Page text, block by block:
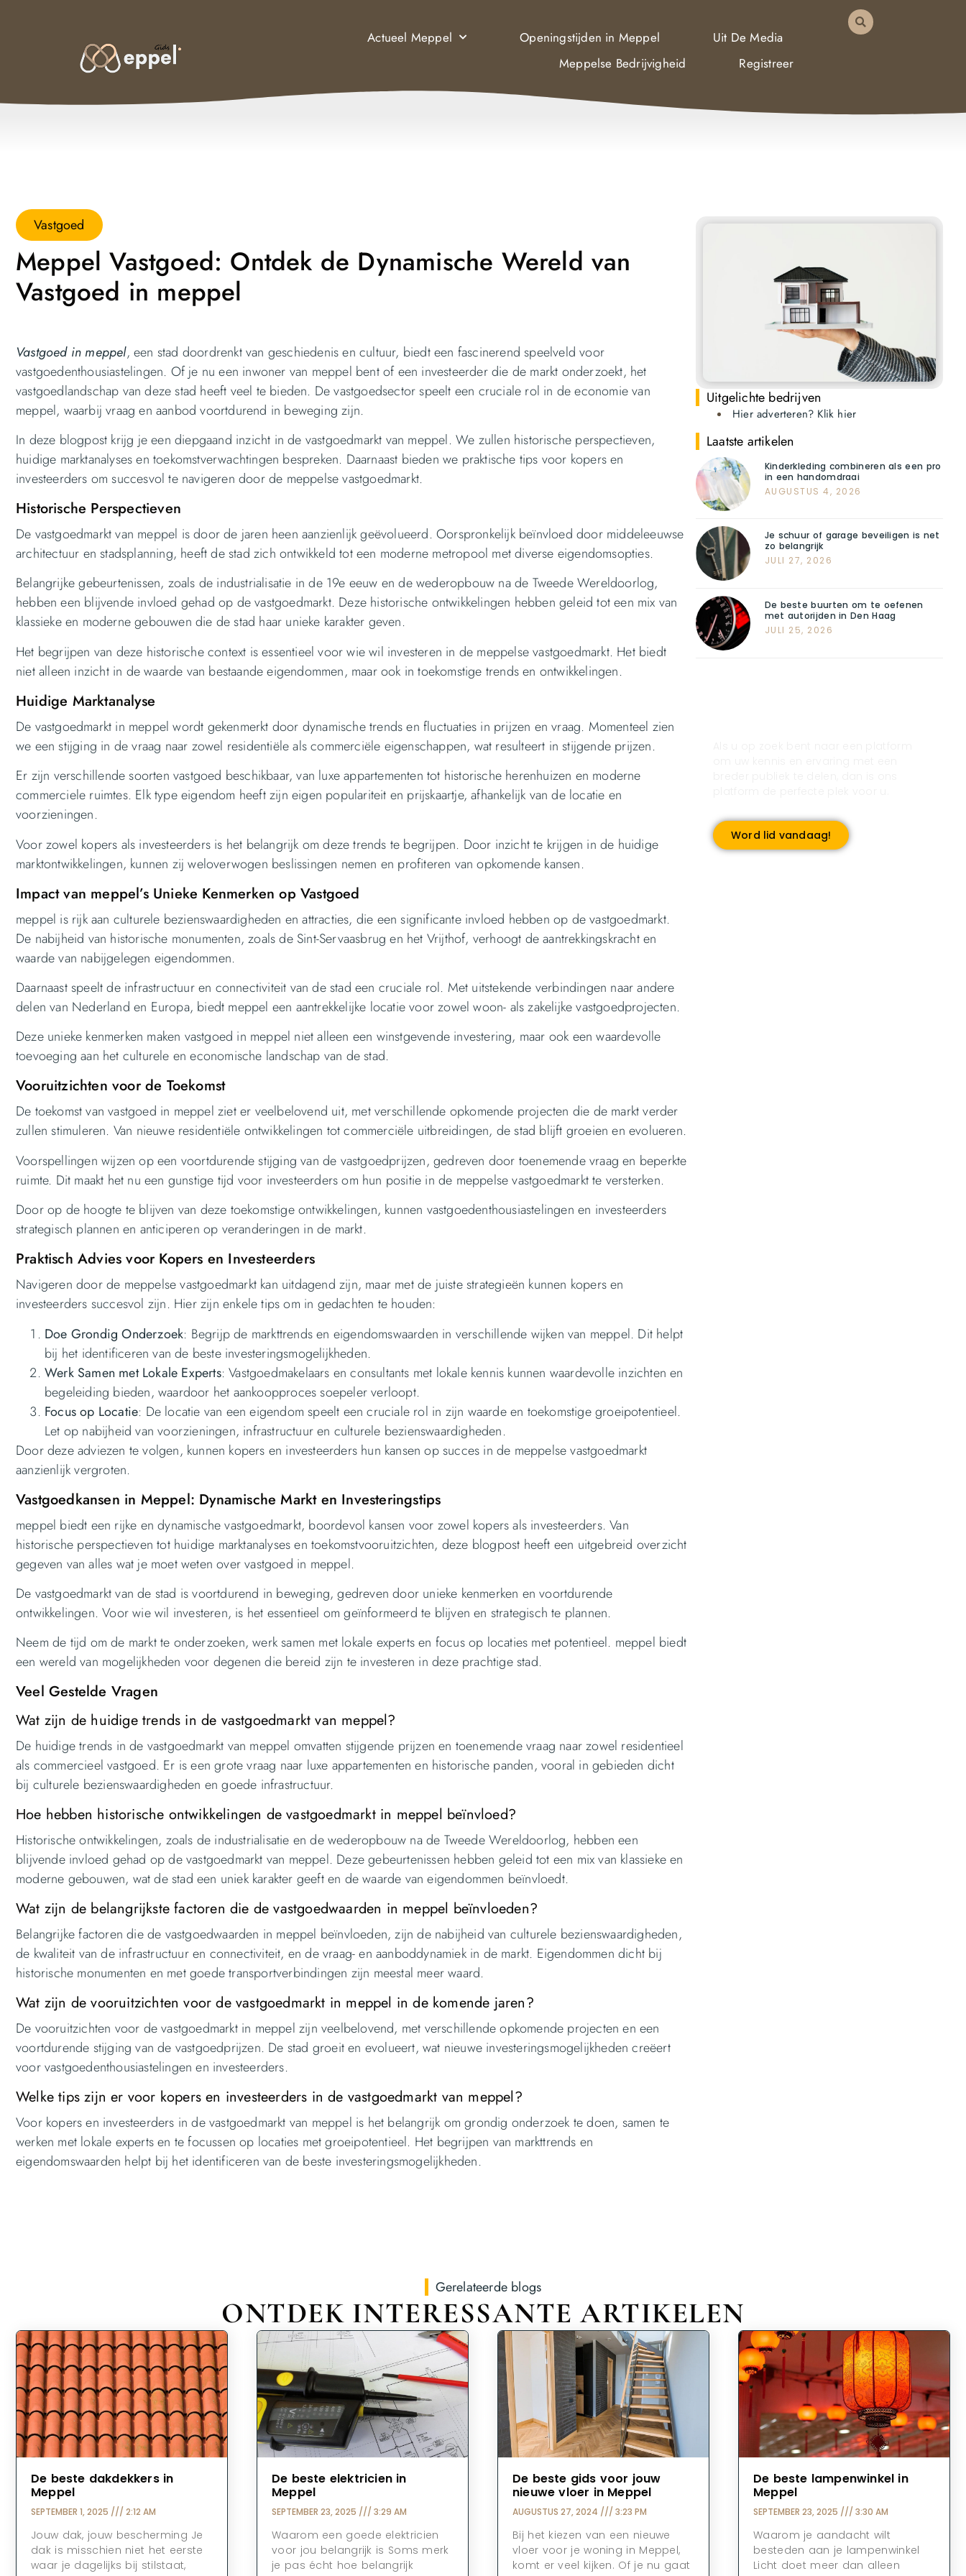
Actueel Meppel Openingstijden in Meppel
Uit De Media
Meppelse Bedrijvigheid
Registreer
Vastgoed
Meppel Vastgoed: Ontdek de Dynamische Wereld van
Vastgoed in meppel
Vastgoed in meppel, een stad doordrenkt van geschiedenis en cultuur, biedt een fascinerend speelveld voor
vastgoedenthousiastelingen. Of je nu een inwoner van meppel bent of een investeerder die de markt onderzoekt, het
vastgoedlandschap van deze stad heeft veel te bieden. De vastgoedsector speelt een cruciale rol in de economie van
meppel, waarbij vraag en aanbod voortdurend in beweging zijn.
In deze blogpost krijg je een diepgaand inzicht in de vastgoedmarkt van meppel. We zullen historische perspectieven,
huidige marktanalyses en toekomstverwachtingen bespreken. Daarnaast bieden we praktische tips voor kopers en
investeerders om succesvol te navigeren door de meppelse vastgoedmarkt.
Historische Perspectieven
De vastgoedmarkt van meppel is door de jaren heen aanzienlijk geëvolueerd. Oorspronkelijk beïnvloed door middeleeuwse
architectuur en stadsplanning, heeft de stad zich ontwikkeld tot een moderne metropool met diverse eigendomsopties.
Belangrijke gebeurtenissen, zoals de industrialisatie in de 19e eeuw en de wederopbouw na de Tweede Wereldoorlog,
hebben een blijvende invloed gehad op de vastgoedmarkt. Deze historische ontwikkelingen hebben geleid tot een mix van
klassieke en moderne gebouwen die de stad haar unieke karakter geven.
Het begrijpen van deze historische context is essentieel voor wie wil investeren in de meppelse vastgoedmarkt. Het biedt
niet alleen inzicht in de waarde van bestaande eigendommen, maar ook in toekomstige trends en ontwikkelingen.
Huidige Marktanalyse
De vastgoedmarkt in meppel wordt gekenmerkt door dynamische trends en fluctuaties in prijzen en vraag. Momenteel zien
we een stijging in de vraag naar zowel residentiële als commerciële eigenschappen, wat resulteert in stijgende prijzen.
Er zijn verschillende soorten vastgoed beschikbaar, van luxe appartementen tot historische herenhuizen en moderne
commerciele ruimtes. Elk type eigendom heeft zijn eigen populariteit en prijskaartje, afhankelijk van de locatie en
voorzieningen.
Voor zowel kopers als investeerders is het belangrijk om deze trends te begrijpen. Door inzicht te krijgen in de huidige
marktontwikkelingen, kunnen zij weloverwogen beslissingen nemen en profiteren van opkomende kansen.
Impact van meppel’s Unieke Kenmerken op Vastgoed
meppel is rijk aan culturele bezienswaardigheden en attracties, die een significante invloed hebben op de vastgoedmarkt.
De nabijheid van historische monumenten, zoals de Sint-Servaasbrug en het Vrijthof, verhoogt de aantrekkingskracht en
waarde van nabijgelegen eigendommen.
Daarnaast speelt de infrastructuur en connectiviteit van de stad een cruciale rol. Met uitstekende verbindingen naar andere
delen van Nederland en Europa, biedt meppel een aantrekkelijke locatie voor zowel woon- als zakelijke vastgoedprojecten.
Deze unieke kenmerken maken vastgoed in meppel niet alleen een winstgevende investering, maar ook een waardevolle
toevoeging aan het culturele en economische landschap van de stad.
Vooruitzichten voor de Toekomst
De toekomst van vastgoed in meppel ziet er veelbelovend uit, met verschillende opkomende projecten die de markt verder
zullen stimuleren. Van nieuwe residentiële ontwikkelingen tot commerciële uitbreidingen, de stad blijft groeien en evolueren.
Voorspellingen wijzen op een voortdurende stijging van de vastgoedprijzen, gedreven door toenemende vraag en beperkte
ruimte. Dit maakt het nu een gunstige tijd voor investeerders om hun positie in de meppelse vastgoedmarkt te versterken.
Door op de hoogte te blijven van deze toekomstige ontwikkelingen, kunnen vastgoedenthousiastelingen en investeerders
strategisch plannen en anticiperen op veranderingen in de markt.
Praktisch Advies voor Kopers en Investeerders
Navigeren door de meppelse vastgoedmarkt kan uitdagend zijn, maar met de juiste strategieën kunnen kopers en
investeerders succesvol zijn. Hier zijn enkele tips om in gedachten te houden:
Doe Grondig Onderzoek: Begrijp de markttrends en eigendomswaarden in verschillende wijken van meppel. Dit helpt
bij het identificeren van de beste investeringsmogelijkheden.
Werk Samen met Lokale Experts: Vastgoedmakelaars en consultants met lokale kennis kunnen waardevolle inzichten en
begeleiding bieden, waardoor het aankoopproces soepeler verloopt.
Focus op Locatie: De locatie van een eigendom speelt een cruciale rol in zijn waarde en toekomstige groeipotentieel.
Let op nabijheid van voorzieningen, infrastructuur en culturele bezienswaardigheden.
Door deze adviezen te volgen, kunnen kopers en investeerders hun kansen op succes in de meppelse vastgoedmarkt
aanzienlijk vergroten.
Vastgoedkansen in Meppel: Dynamische Markt en Investeringstips
meppel biedt een rijke en dynamische vastgoedmarkt, boordevol kansen voor zowel kopers als investeerders. Van
historische perspectieven tot huidige marktanalyses en toekomstvooruitzichten, deze blogpost heeft een uitgebreid overzicht
gegeven van alles wat je moet weten over vastgoed in meppel.
De vastgoedmarkt van de stad is voortdurend in beweging, gedreven door unieke kenmerken en voortdurende
ontwikkelingen. Voor wie wil investeren, is het essentieel om geïnformeerd te blijven en strategisch te plannen.
Neem de tijd om de markt te onderzoeken, werk samen met lokale experts en focus op locaties met potentieel. meppel biedt
een wereld van mogelijkheden voor degenen die bereid zijn te investeren in deze prachtige stad.
Veel Gestelde Vragen
Wat zijn de huidige trends in de vastgoedmarkt van meppel?
De huidige trends in de vastgoedmarkt van meppel omvatten stijgende prijzen en toenemende vraag naar zowel residentieel
als commercieel vastgoed. Er is een grote vraag naar luxe appartementen en historische panden, vooral in gebieden dicht
bij culturele bezienswaardigheden en goede infrastructuur.
Hoe hebben historische ontwikkelingen de vastgoedmarkt in meppel beïnvloed?
Historische ontwikkelingen, zoals de industrialisatie en de wederopbouw na de Tweede Wereldoorlog, hebben een
blijvende invloed gehad op de vastgoedmarkt van meppel. Deze gebeurtenissen hebben geleid tot een mix van klassieke en
moderne gebouwen, wat de stad een uniek karakter geeft en de waarde van eigendommen beïnvloedt.
Wat zijn de belangrijkste factoren die de vastgoedwaarden in meppel beïnvloeden?
Belangrijke factoren die de vastgoedwaarden in meppel beïnvloeden, zijn de nabijheid van culturele bezienswaardigheden,
de kwaliteit van de infrastructuur en connectiviteit, en de vraag- en aanboddynamiek in de markt. Eigendommen dicht bij
historische monumenten en met goede transportverbindingen zijn meestal meer waard.
Wat zijn de vooruitzichten voor de vastgoedmarkt in meppel in de komende jaren?
De vooruitzichten voor de vastgoedmarkt in meppel zijn veelbelovend, met verschillende opkomende projecten en een
voortdurende stijging van de vastgoedprijzen. De stad groeit en evolueert, wat nieuwe investeringsmogelijkheden creëert
voor vastgoedenthousiastelingen en investeerders.
Welke tips zijn er voor kopers en investeerders in de vastgoedmarkt van meppel?
Voor kopers en investeerders in de vastgoedmarkt van meppel is het belangrijk om grondig onderzoek te doen, samen te
werken met lokale experts en te focussen op locaties met groeipotentieel. Het begrijpen van markttrends en
eigendomswaarden helpt bij het identificeren van de beste investeringsmogelijkheden.
Uitgelichte bedrijven
Hier adverteren? Klik hier
Laatste artikelen
Kinderkleding combineren als een pro
in een handomdraai
AUGUSTUS 4, 2026
Je schuur of garage beveiligen is net
zo belangrijk
JULI 27, 2026
De beste buurten om te oefenen
met autorijden in Den Haag
JULI 25, 2026
Word lid vandaag!
Gerelateerde blogs
ONTDEK INTERESSANTE ARTIKELEN
De beste dakdekkers in
Meppel
SEPTEMBER 1, 2025 2:12 AM
Jouw dak, jouw bescherming Je
dak is misschien niet het eerste
waar je dagelijks bij stilstaat,
De beste elektricien in
Meppel
SEPTEMBER 23, 2025 3:29 AM
Waarom een goede elektricien
voor jou belangrijk is Soms merk
je pas écht hoe belangrijk
De beste gids voor jouw
nieuwe vloer in Meppel
AUGUSTUS 27, 2024 3:23 PM
Bij het kiezen van een nieuwe
vloer voor je woning in Meppel,
komt er veel kijken. Of je nu gaat
De beste lampenwinkel in
Meppel
SEPTEMBER 23, 2025 3:30 AM
Waarom je aandacht wilt
besteden aan je lampenwinkel
Licht doet meer dan alleen